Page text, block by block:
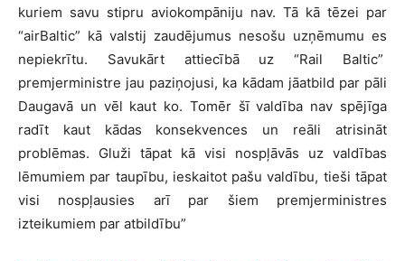
kuriem savu stipru aviokompāniju nav. Tā kā tēzei par
“airBaltic” kā valstij zaudējumus nesošu uzņēmumu es
nepiekrītu. Savukārt attiecībā uz “Rail Baltic”
premjerministre jau paziņojusi, ka kādam jāatbild par pāli
Daugavā un vēl kaut ko. Tomēr šī valdība nav spējīga
radīt kaut kādas konsekvences un reāli atrisināt
problēmas. Gluži tāpat kā visi nospļāvās uz valdības
lēmumiem par taupību, ieskaitot pašu valdību, tieši tāpat
visi nospļausies arī par šiem premjerministres
izteikumiem par atbildību”